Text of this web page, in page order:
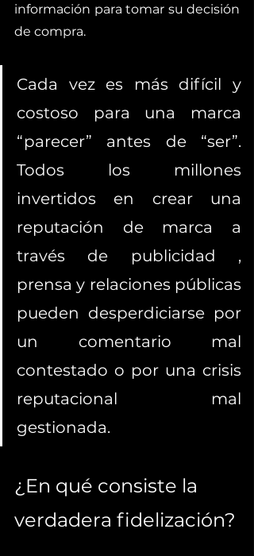
información para tomar su decisión
de compra.
Cada vez es más difícil y
costoso para una marca
“parecer” antes de “ser”.
Todos los millones
invertidos en crear una
reputación de marca a
través de publicidad ,
prensa y relaciones públicas
pueden desperdiciarse por
un comentario mal
contestado o por una crisis
reputacional mal
gestionada.
¿En qué consiste la
verdadera fidelización?